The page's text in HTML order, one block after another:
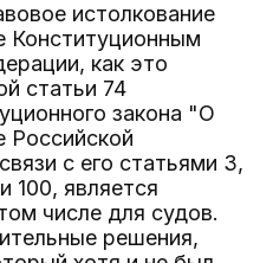
истолкование
Конституционным
как это
статьи 74
закона "О
Российской
с его статьями 3,
100, является
числе для судов.
решения,